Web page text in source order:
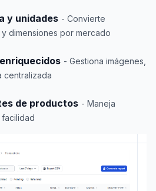
y unidades - Convierte
dimensiones por mercado
- Gestiona imágenes,
centralizada
de productos - Maneja